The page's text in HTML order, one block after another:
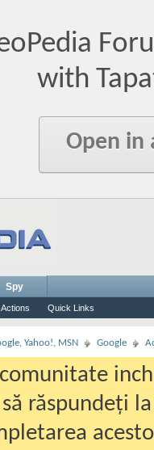
with
Open in
Quick Links
Spy
Yahoo!, MSN Google
comunitate
răspundeți